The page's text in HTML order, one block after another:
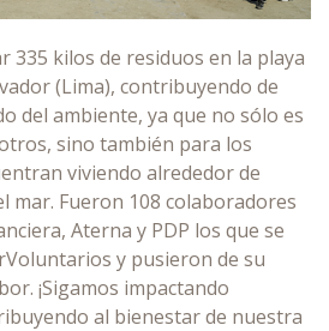
335 kilos de residuos en la playa
(Lima), contribuyendo de
del ambiente, ya que no sólo es
sino también para los
viviendo alrededor de
mar. Fueron 108 colaboradores
Aterna y PDP los que se
y pusieron de su
¡Sigamos impactando
al bienestar de nuestra